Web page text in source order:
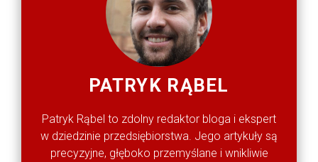
PATRYK RĄBEL
Patryk Rąbel to zdolny redaktor bloga i ekspert
w dziedzinie przedsiębiorstwa. Jego artykuły są
precyzyjne, głęboko przemyślane i wnikliwie